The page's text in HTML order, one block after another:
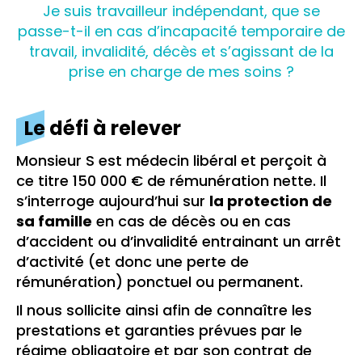
Je suis travailleur indépendant, que se
passe-t-il en cas d’incapacité temporaire de
travail, invalidité, décès et s’agissant de la
prise en charge de mes soins ?
Le défi à relever
Monsieur S est médecin libéral et perçoit à
ce titre 150 000 € de rémunération nette. Il
s’interroge aujourd’hui sur la protection de
sa famille en cas de décès ou en cas
d’accident ou d’invalidité entrainant un arrêt
d’activité (et donc une perte de
rémunération) ponctuel ou permanent.
Il nous sollicite ainsi afin de connaître les
prestations et garanties prévues par le
régime obligatoire et par son contrat de